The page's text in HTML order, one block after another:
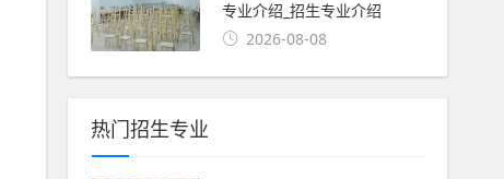
专业介绍_招生专业介绍
2026-08-08
热门招生专业